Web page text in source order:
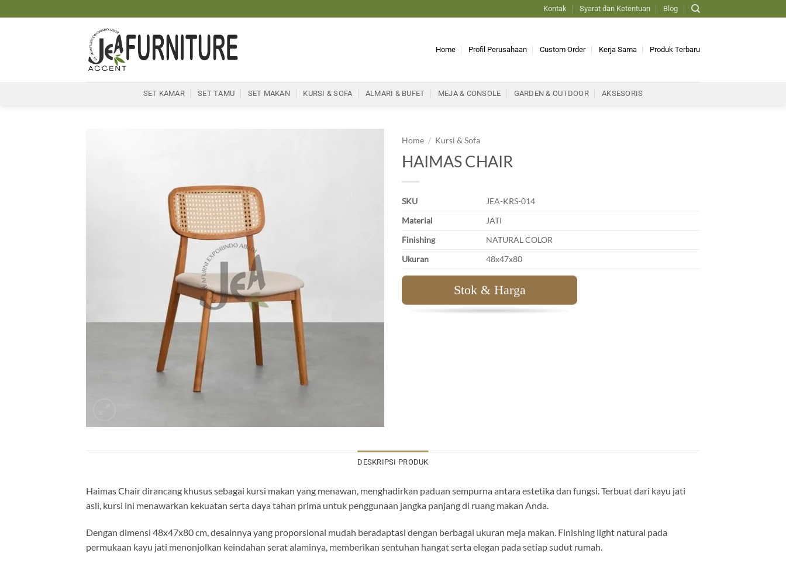
to
Kontak Syarat dan Ketentuan Blog
Home Profil Perusahaan Custom Order Kerja Sama Produk Terbaru
SET KAMAR SET TAMU SET MAKAN KURSI & SOFA ALMARI & BUFET MEJA & CONSOLE GARDEN & OUTDOOR AKSESORIS
Home / Kursi & Sofa
HAIMAS CHAIR
SKU
JEA-KRS-014
Material
JATI
Finishing
NATURAL COLOR
Ukuran
48x47x80
Stok & Harga
DESKRIPSI PRODUK
Haimas Chair dirancang khusus sebagai kursi makan yang menawan, menghadirkan paduan sempurna antara estetika dan fungsi. Terbuat dari kayu jati
asli, kursi ini menawarkan kekuatan serta daya tahan prima untuk penggunaan jangka panjang di ruang makan Anda.
Dengan dimensi 48x47x80 cm, desainnya yang proporsional mudah beradaptasi dengan berbagai ukuran meja makan. Finishing light natural pada
permukaan kayu jati menonjolkan keindahan serat alaminya, memberikan sentuhan hangat serta elegan pada setiap sudut rumah.